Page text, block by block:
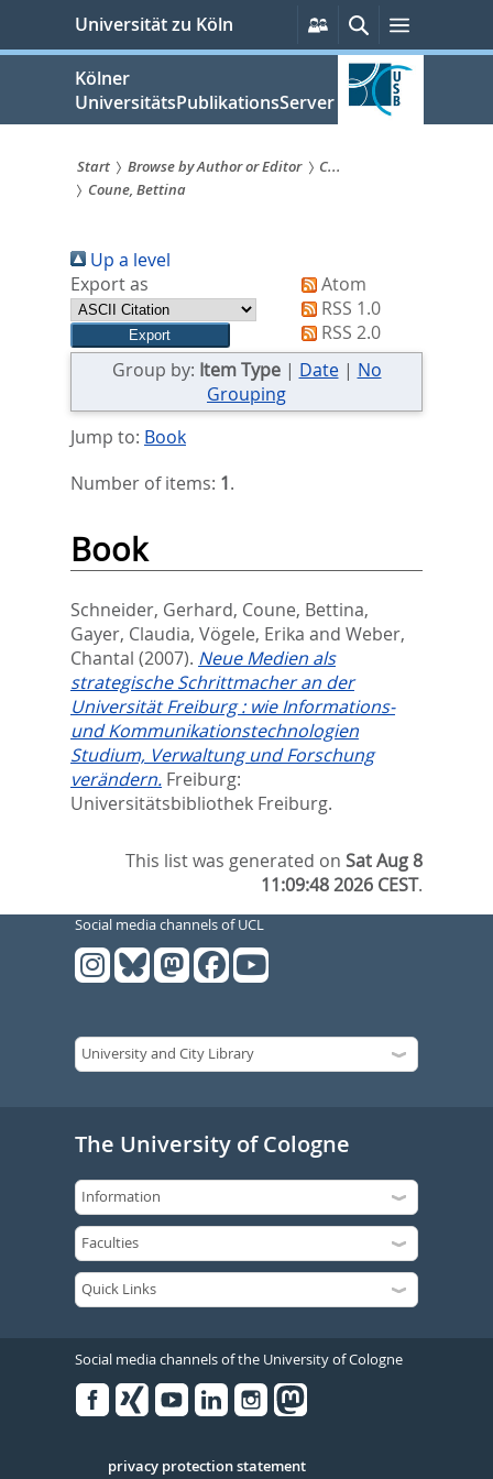
springen
Universität zu Köln
Persönliche
Services
SucheMenü
Kölner
UniversitätsPublikationsServer
Sie
sind
hier:
Start Browse by Author or Editor
C...
Coune, Bettina
Up a level
Export as
Atom
RSS 1.0
RSS 2.0
Group by: Item Type| Date| No
Grouping
Jump to: Book
Number of items: 1.
Book
Schneider, Gerhard, Coune, Bettina,
Gayer, Claudia, Vögele, Erika and Weber,
Chantal (2007). Neue Medien als
strategische Schrittmacher an der
Universität Freiburg : wie Informations-
und Kommunikationstechnologien
Studium, Verwaltung und Forschung
verändern. Freiburg:
Universitätsbibliothek Freiburg.
This list was generated onSat Aug 8
11:09:48 2026 CEST.
Social media channels of UCL
The University of Cologne
Social media channels of the University of Cologne
Serivce
privacy protection statement